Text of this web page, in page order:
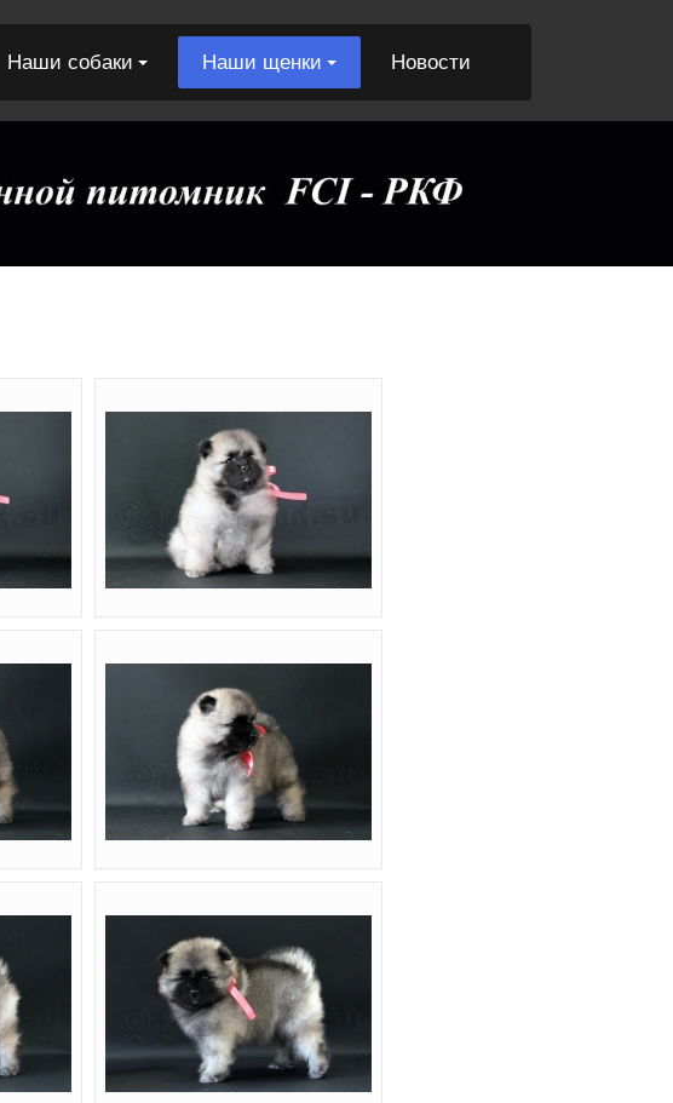
Наши собаки Наши щенки Новости